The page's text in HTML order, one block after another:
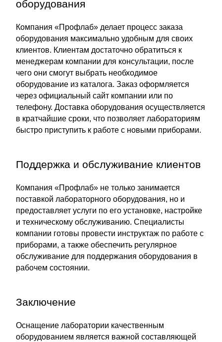
оборудования
Компания «Профлаб» делает процесс заказа
оборудования максимально удобным для своих
клиентов. Клиентам достаточно обратиться к
менеджерам компании для консультации, после
чего они смогут выбрать необходимое
оборудование из каталога. Заказ оформляется
через официальный сайт компании или по
телефону. Доставка оборудования осуществляется
в кратчайшие сроки, что позволяет лабораториям
быстро приступить к работе с новыми приборами.
Поддержка и обслуживание клиентов
Компания «Профлаб» не только занимается
поставкой лабораторного оборудования, но и
предоставляет услуги по его установке, настройке
и техническому обслуживанию. Специалисты
компании готовы провести инструктаж по работе с
приборами, а также обеспечить регулярное
обслуживание для поддержания оборудования в
рабочем состоянии.
Заключение
Оснащение лаборатории качественным
оборудованием является важной составляющей